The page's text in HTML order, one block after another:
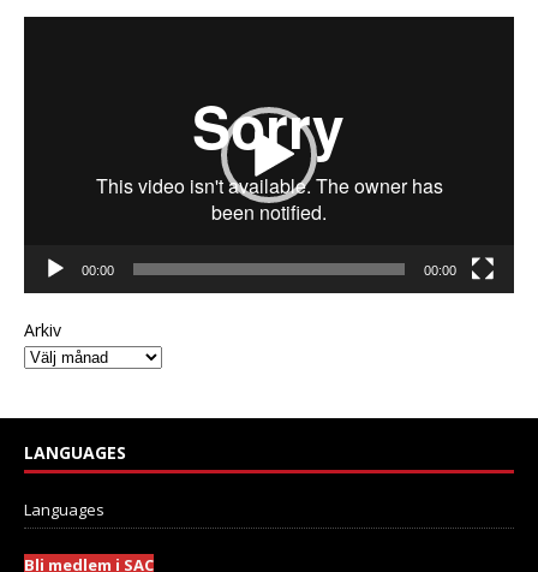
00:00 00:00
Arkiv
LANGUAGES
Languages
Bli medlem i SAC